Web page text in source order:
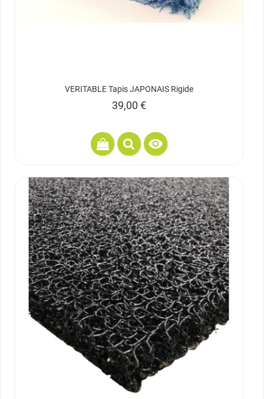
VERITABLE Tapis JAPONAIS Rigide
Prix
39,00 €
